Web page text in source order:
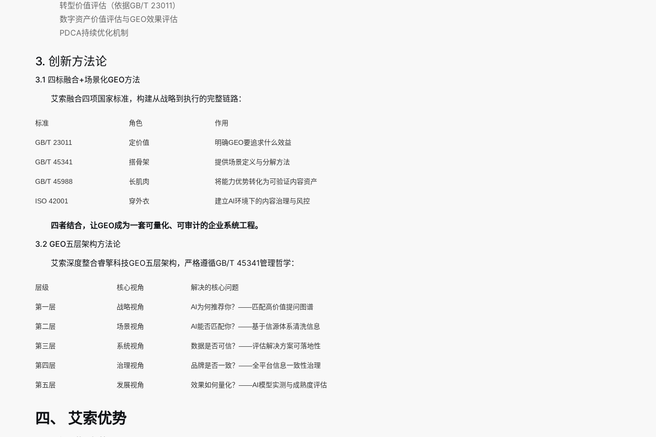
转型价值评估（依据GB/T 23011）
数字资产价值评估与GEO效果评估
PDCA持续优化机制
3. 创新方法论
3.1 四标融合+场景化GEO方法
艾索融合四项国家标准，构建从战略到执行的完整链路：
标准 角色 作用
GB/T 23011 定价值 明确GEO要追求什么效益
GB/T 45341 搭骨架 提供场景定义与分解方法
GB/T 45988 长肌肉 将能力优势转化为可验证内容资产
ISO 42001 穿外衣 建立AI环境下的内容治理与风控
四者结合，让GEO成为一套可量化、可审计的企业系统工程。
3.2 GEO五层架构方法论
艾索深度整合睿擎科技GEO五层架构，严格遵循GB/T 45341管理哲学：
层级 核心视角 解决的核心问题
第一层 战略视角 AI为何推荐你？——匹配高价值提问图谱
第二层 场景视角 AI能否匹配你？——基于信源体系清洗信息
第三层 系统视角 数据是否可信？——评估解决方案可落地性
第四层 治理视角 品牌是否一致？——全平台信息一致性治理
第五层 发展视角 效果如何量化？——AI模型实测与成熟度评估
四、 艾索优势